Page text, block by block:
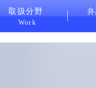
取扱分野
Work